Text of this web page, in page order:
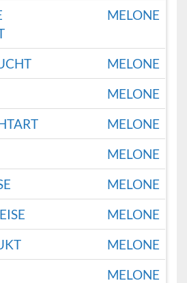
MELONE
MELONE
MELONE
MELONE
MELONE
MELONE
MELONE
MELONE
MELONE